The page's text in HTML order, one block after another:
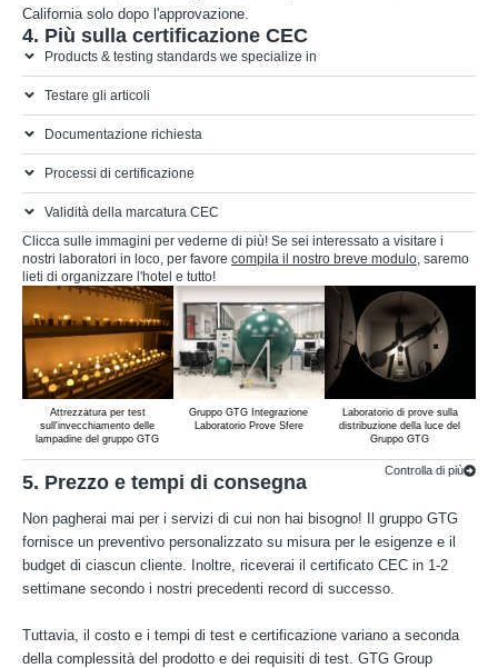
California solo dopo l'approvazione.
4. Più sulla certificazione CEC
Products & testing standards we specialize in
Testare gli articoli
Documentazione richiesta
Processi di certificazione
Validità della marcatura CEC
Clicca sulle immagini per vederne di più! Se sei interessato a visitare i
nostri laboratori in loco, per favore compila il nostro breve modulo, saremo
lieti di organizzare l'hotel e tutto!
Attrezzatura per test
sull'invecchiamento delle
lampadine del gruppo GTG
Gruppo GTG Integrazione
Laboratorio Prove Sfere
Laboratorio di prove sulla
distribuzione della luce del
Gruppo GTG
Controlla di più
5. Prezzo e tempi di consegna
Non pagherai mai per i servizi di cui non hai bisogno! Il gruppo GTG
fornisce un preventivo personalizzato su misura per le esigenze e il
budget di ciascun cliente. Inoltre, riceverai il certificato CEC in 1-2
settimane secondo i nostri precedenti record di successo.
Tuttavia, il costo e i tempi di test e certificazione variano a seconda
della complessità del prodotto e dei requisiti di test. GTG Group